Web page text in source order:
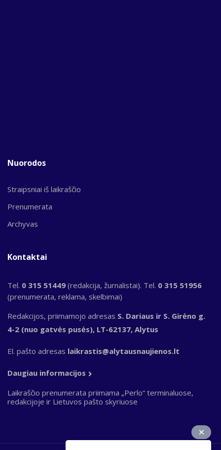
Nuorodos
Straipsniai iš laikraščio
Prenumerata
Archyvas
Kontaktai
Tel. 0 315 51449 (redakcija, žurnalistai). Tel. 0 315 51956
(prenumerata, reklama, skelbimai)
Redakcijos, priimamojo adresas S. Dariaus ir S. Girėno g.
4-2 (nuo gatvės pusės), LT-62137, Alytus
El. pašto adresas laikrastis@alytausnaujienos.lt
Daugiau informacijos
Laikraščio prenumerata priimama „Perlo“ terminaluose,
redakcijoje ir Lietuvos pašto skyriuose